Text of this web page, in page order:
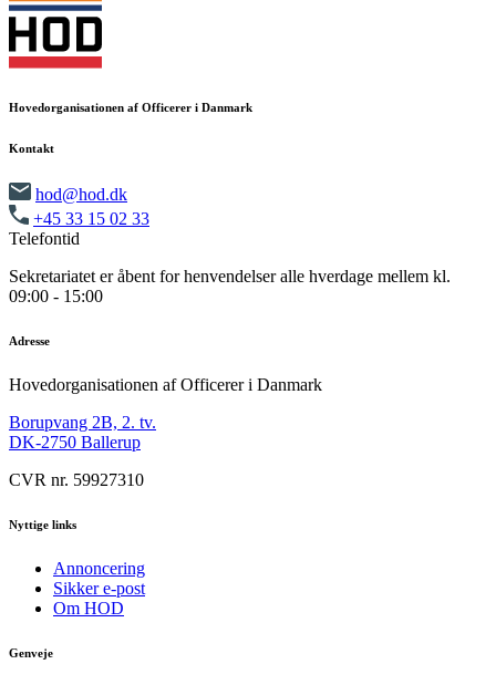
Hovedorganisationen af Officerer i Danmark
Kontakt
hod@hod.dk
+45 33 15 02 33
Telefontid
Sekretariatet er åbent for henvendelser alle hverdage mellem kl.
09:00 - 15:00
Adresse
Hovedorganisationen af Officerer i Danmark
Borupvang 2B, 2. tv.
DK-2750 Ballerup
CVR nr. 59927310
Nyttige links
Annoncering
Sikker e-post
Om HOD
Genveje